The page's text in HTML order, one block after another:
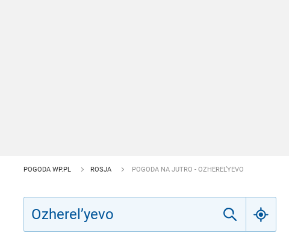
POGODA WP.PL ROSJA POGODA NA JUTRO - OZHEREL’YEVO